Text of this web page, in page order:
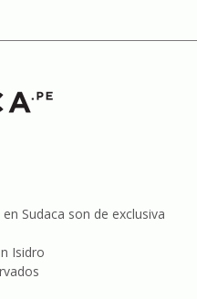
Sudaca son de exclusiva
Isidro